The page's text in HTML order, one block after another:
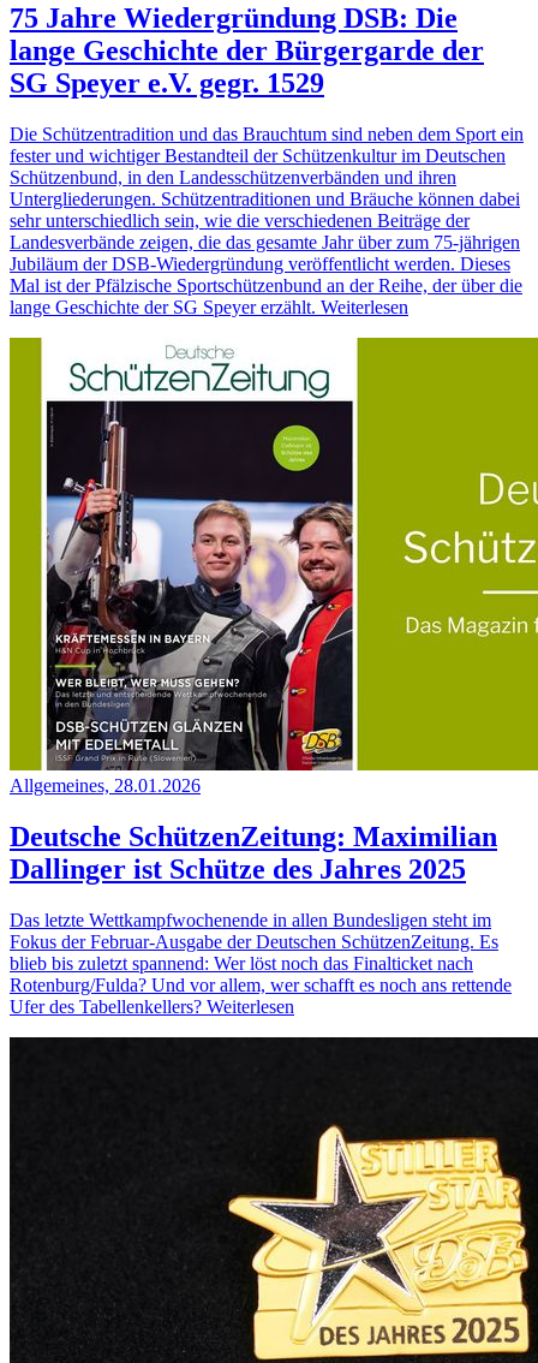
75 Jahre Wiedergründung DSB: Die
lange Geschichte der Bürgergarde der
SG Speyer e.V. gegr. 1529
Die Schützentradition und das Brauchtum sind neben dem Sport ein
fester und wichtiger Bestandteil der Schützenkultur im Deutschen
Schützenbund, in den Landesschützenverbänden und ihren
Untergliederungen. Schützentraditionen und Bräuche können dabei
sehr unterschiedlich sein, wie die verschiedenen Beiträge der
Landesverbände zeigen, die das gesamte Jahr über zum 75-jährigen
Jubiläum der DSB-Wiedergründung veröffentlicht werden. Dieses
Mal ist der Pfälzische Sportschützenbund an der Reihe, der über die
lange Geschichte der SG Speyer erzählt. Weiterlesen
Allgemeines, 28.01.2026
Deutsche SchützenZeitung: Maximilian
Dallinger ist Schütze des Jahres 2025
Das letzte Wettkampfwochenende in allen Bundesligen steht im
Fokus der Februar-Ausgabe der Deutschen SchützenZeitung. Es
blieb bis zuletzt spannend: Wer löst noch das Finalticket nach
Rotenburg/Fulda? Und vor allem, wer schafft es noch ans rettende
Ufer des Tabellenkellers? Weiterlesen